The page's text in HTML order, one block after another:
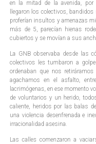
en la mitad de la avenida,
llegaron los colectivos,
proferían insultos y amenazas
más de 5, parecían hienas
cubiertos y se movían a sus
La GNB observaba desde las
colectivos les tumbaron a
ordenaban que nos
agachamos en el asfalto,
lacrimógenas, en ese momento
de voluntarios y un herido,
caliente, heridos por las balas
una violencia desenfrenada e
irracionalidad asesina.
Las calles comenzaron a